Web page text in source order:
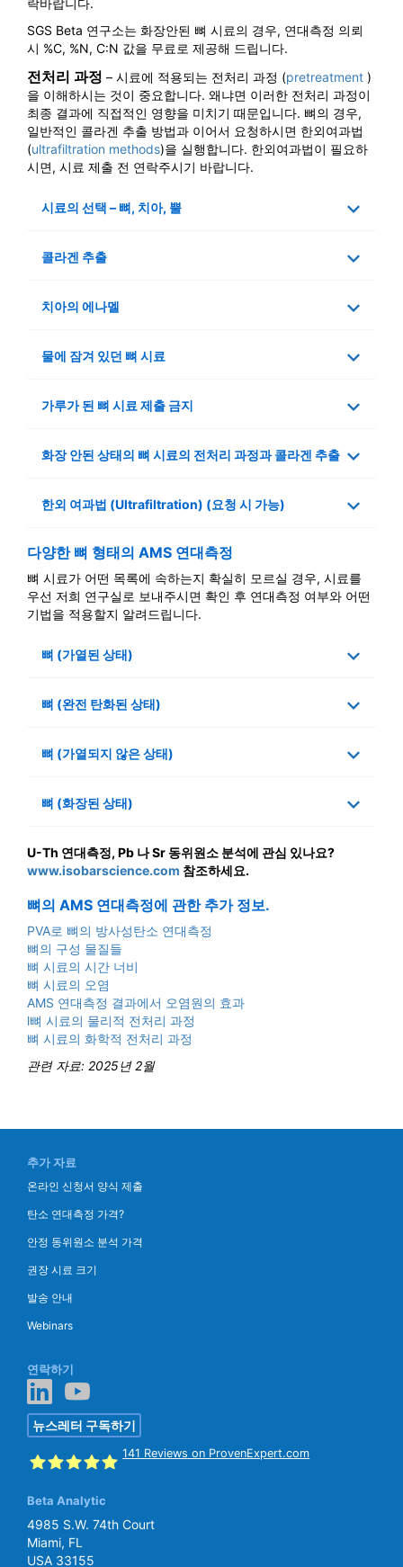
락바랍니다.
SGS Beta 연구소는 화장안된 뼈 시료의 경우, 연대측정 의뢰
시 %C, %N, C:N 값을 무료로 제공해 드립니다.
전처리 과정 – 시료에 적용되는 전처리 과정 (pretreatment )
을 이해하시는 것이 중요합니다. 왜냐면 이러한 전처리 과정이
최종 결과에 직접적인 영향을 미치기 때문입니다. 뼈의 경우,
일반적인 콜라겐 추출 방법과 이어서 요청하시면 한외여과법
(ultrafiltration methods)을 실행합니다. 한외여과법이 필요하
시면, 시료 제출 전 연락주시기 바랍니다.
시료의 선택 – 뼈, 치아, 뿔
콜라겐 추출
치아의 에나멜
물에 잠겨 있던 뼈 시료
가루가 된 뼈 시료 제출 금지
화장 안된 상태의 뼈 시료의 전처리 과정과 콜라겐 추출
한외 여과법 (Ultrafiltration) (요청 시 가능)
다양한 뼈 형태의 AMS 연대측정
뼈 시료가 어떤 목록에 속하는지 확실히 모르실 경우, 시료를
우선 저희 연구실로 보내주시면 확인 후 연대측정 여부와 어떤
기법을 적용할지 알려드립니다.
뼈 (가열된 상태)
뼈 (완전 탄화된 상태)
뼈 (가열되지 않은 상태)
뼈 (화장된 상태)
U-Th 연대측정, Pb 나 Sr 동위원소 분석에 관심 있나요?
www.isobarscience.com 참조하세요.
뼈의 AMS 연대측정에 관한 추가 정보.
PVA로 뼈의 방사성탄소 연대측정
뼈의 구성 물질들
뼈 시료의 시간 너비
뼈 시료의 오염
AMS 연대측정 결과에서 오염원의 효과
l뼈 시료의 물리적 전처리 과정
뼈 시료의 화학적 전처리 과정
관련 자료: 2025년 2월
추가 자료
온라인 신청서 양식 제출
탄소 연대측정 가격?
안정 동위원소 분석 가격
권장 시료 크기
발송 안내
Webinars
연락하기
뉴스레터 구독하기
141 Reviews on ProvenExpert.com
Beta Analytic
4985 S.W. 74th Court
Miami, FL
USA 33155